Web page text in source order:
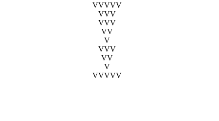
VVVVV
VVV
VVV
VV
V
VVV
VV
V
VVVVV